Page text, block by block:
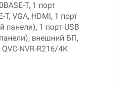
T, 1 порт
VGA, HDMI, 1 порт
панели), 1 порт USB
внешний БП,
NVR-R216/4K